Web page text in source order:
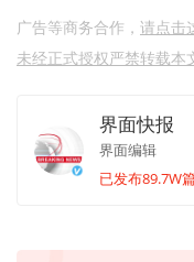
广告等商务合作， 请点击
未经正式授权严禁转载本
界面快报
界面编辑
已发布89.7W